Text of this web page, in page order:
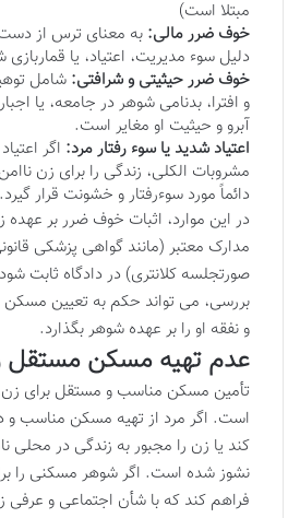
مبتلا است)
خوف ضرر مالی: به معنای ترس از
دلیل سوء مدیریت، اعتیاد، یا
خوف ضرر حیثیتی و شرافتی: شامل
و افترا، بدنامی شوهر در جامعه، یا
آبرو و حیثیت او مغایر است.
اعتیاد شدید یا سوء رفتار مرد: اگر
مشروبات الکلی، زندگی را برای زن
دائماً مورد سوءرفتار و خشونت قرار گیرد.
در این موارد، اثبات خوف ضرر بر عهده
مدارک معتبر (مانند گواهی پزشکی
صورتجلسه کلانتری) در دادگاه ثابت
بررسی، می تواند حکم به تعیین مسکن
و نفقه او را بر عهده شوهر بگذارد.
عدم تهیه مسکن مستقل
تأمین مسکن مناسب و مستقل برای
است. اگر مرد از تهیه مسکن مناسب و
کند یا زن را مجبور به زندگی در محلی
نشوز شده است. اگر شوهر مسکنی را
فراهم کند که با شأن اجتماعی و عرفی